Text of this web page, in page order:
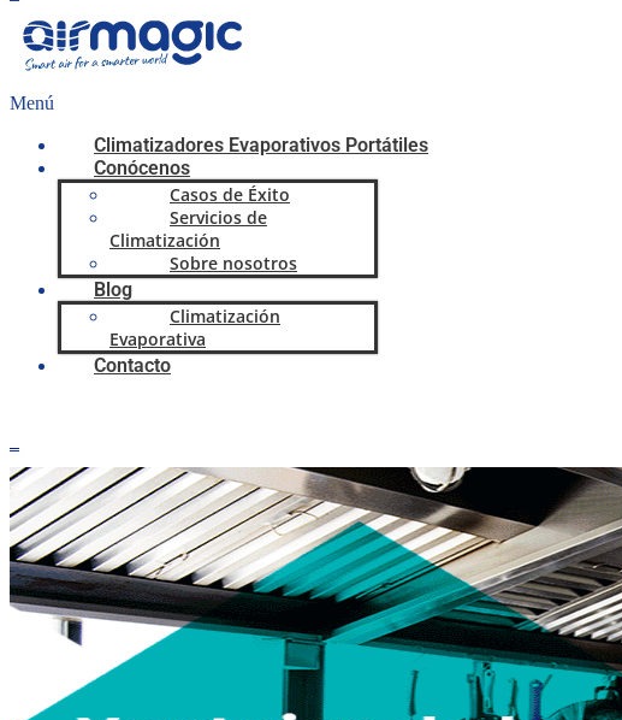
Menú
Climatizadores Evaporativos Portátiles
Conócenos
Casos de Éxito
Servicios de
Climatización
Sobre nosotros
Blog
Climatización
Evaporativa
Contacto